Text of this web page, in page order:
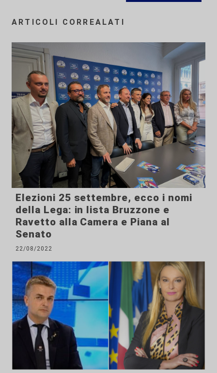
ARTICOLI CORREALATI
Elezioni 25 settembre, ecco i nomi
della Lega: in lista Bruzzone e
Ravetto alla Camera e Piana al
Senato
22/08/2022